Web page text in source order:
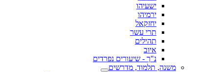
ישעיהו
ירמיהו
יחזקאל
תרי עשר
תהילים
איוב
נ"ך - שיעורים נפרדים
משנה, תלמוד, מדרשים